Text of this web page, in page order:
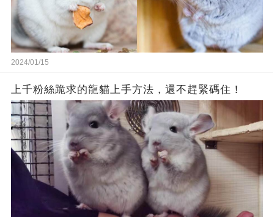
2024/01/15
上千粉絲跪求的龍貓上手方法，還不趕緊碼住！